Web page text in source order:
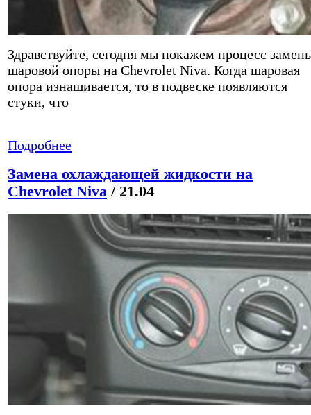
Здравствуйте, сегодня мы покажем процесс
шаровой опоры на Chevrolet Niva. Когда шаровая
опора изнашивается, то в подвеске появляются
стуки, что
Подробнее
Замена охлаждающей жидкости на
Chevrolet Niva / 21.04